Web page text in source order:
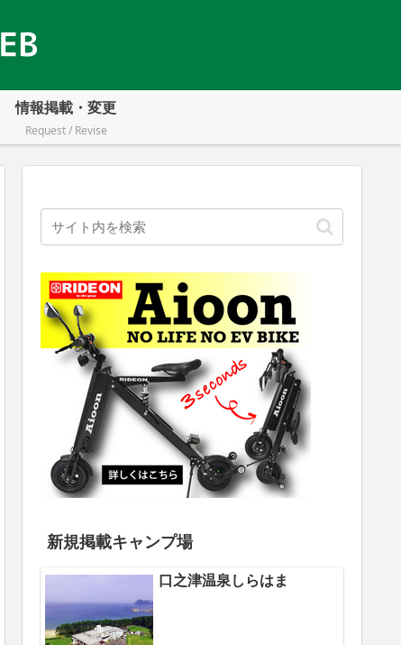
情報掲載・変更
Request / Revise
新規掲載キャンプ場
口之津温泉しらはま